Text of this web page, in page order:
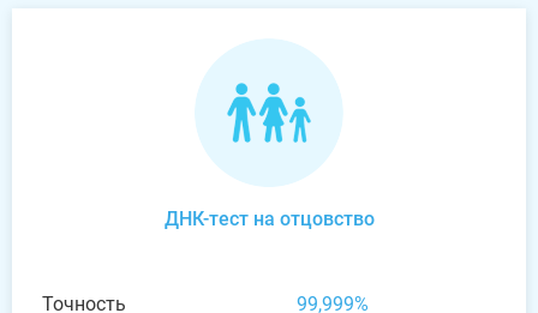
ДНК-тест на отцовство
Точность
99,999%